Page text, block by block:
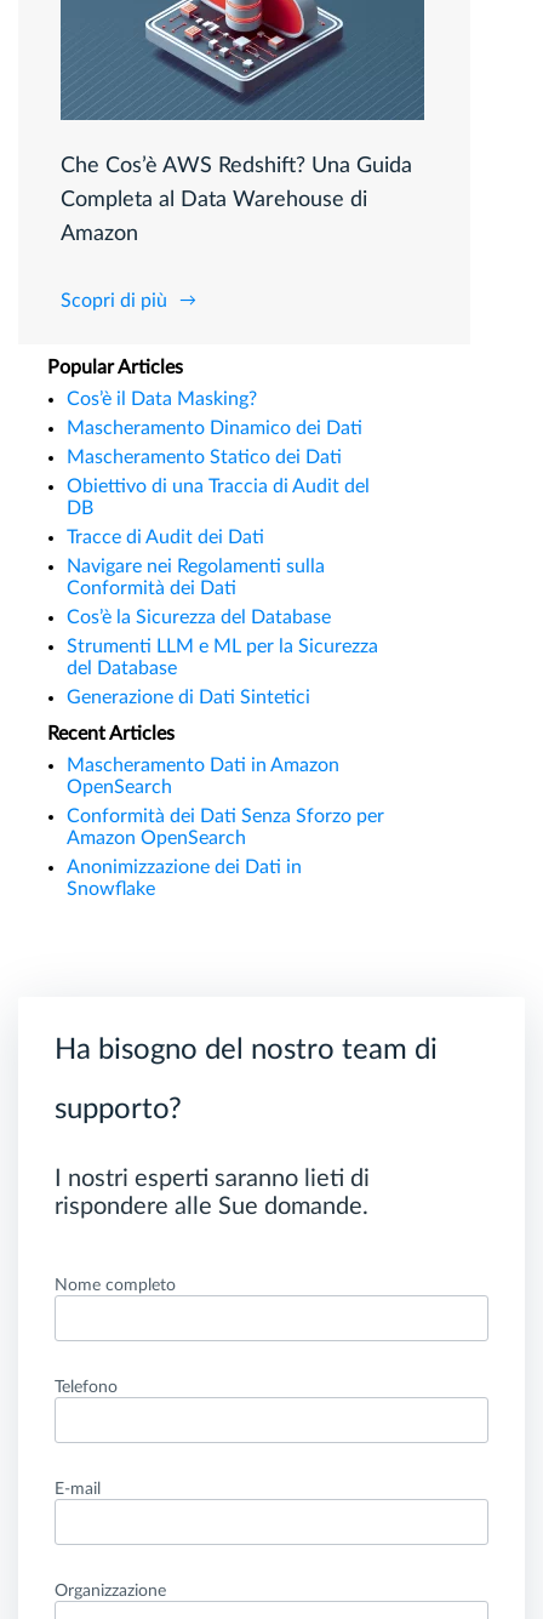
Che Cos’è AWS Redshift? Una Guida
Completa al Data Warehouse di
Amazon
Scopri di più
Popular Articles
Cos’è il Data Masking?
Mascheramento Dinamico dei Dati
Mascheramento Statico dei Dati
Obiettivo di una Traccia di Audit del
DB
Tracce di Audit dei Dati
Navigare nei Regolamenti sulla
Conformità dei Dati
Cos’è la Sicurezza del Database
Strumenti LLM e ML per la Sicurezza
del Database
Generazione di Dati Sintetici
Recent Articles
Mascheramento Dati in Amazon
OpenSearch
Conformità dei Dati Senza Sforzo per
Amazon OpenSearch
Anonimizzazione dei Dati in
Snowflake
Ha bisogno del nostro team di
supporto?
I nostri esperti saranno lieti di
rispondere alle Sue domande.
Nome completo
Telefono
E-mail
Organizzazione